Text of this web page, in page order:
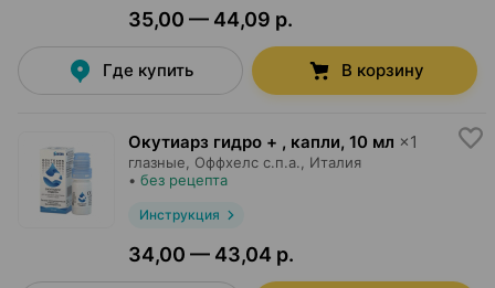
35,00 — 44,09 р.
Где купить В корзину
Окутиарз гидро + , капли, 10 мл ×1
глазные, Оффхелс с.п.а.
, Италия
• без рецепта
Инструкция
34,00 — 43,04 р.